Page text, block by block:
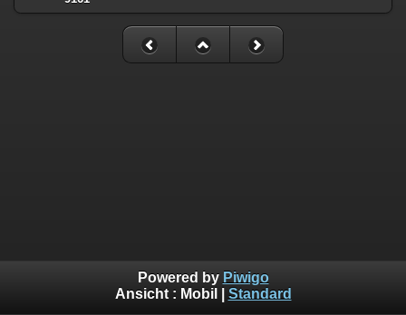
Powered by Piwigo
Ansicht : Mobil Standard